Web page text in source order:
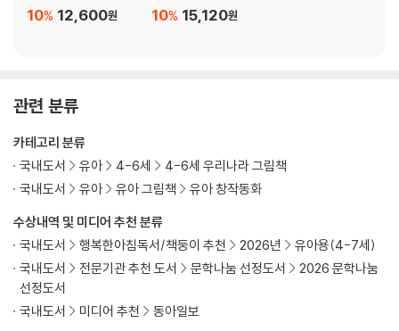
12,600원
10% 15,120원
10%
관련 분류
수상내역 및 미디어 추천 분류
국내도서
행복한아침독서/책둥이 추천 2026년
유아용(4-7세)
국내도서
전문기관 추천 도서 문학나눔 선정도서
2026 문학나눔
선정도서
국내도서
미디어 추천 동아일보
카테고리 분류
국내도서
유아 4-6세
4-6세 우리나라 그림책
국내도서
유아 유아 그림책 유아 창작동화